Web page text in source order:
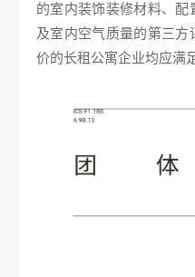
的室内装饰装修材料、配
及室内空气质量的第三
价的长租公寓企业均应满